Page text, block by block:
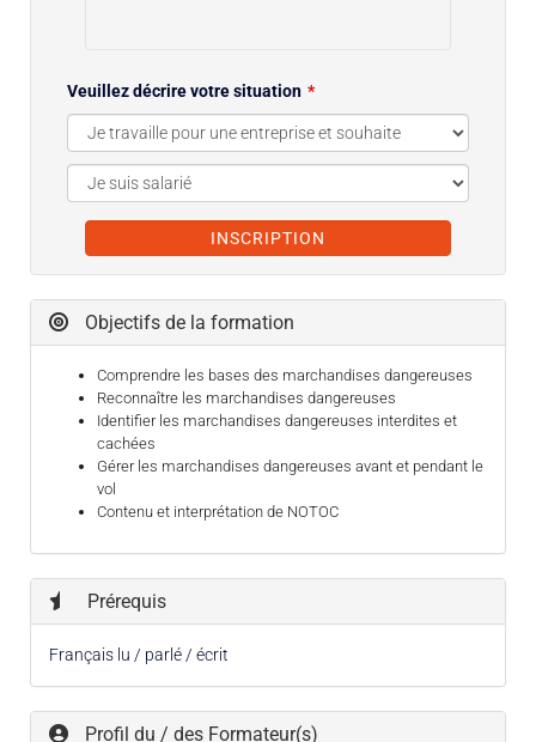
Veuillez décrire votre situation
INSCRIPTION
Objectifs de la formation
Comprendre les bases des marchandises dangereuses
Reconnaître les marchandises dangereuses
Identifier les marchandises dangereuses interdites et
cachées
Gérer les marchandises dangereuses avant et pendant le
vol
Contenu et interprétation de NOTOC
Prérequis
Français lu / parlé / écrit
Profil du / des Formateur(s)